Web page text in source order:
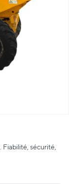
. Fiabilité, sécurité,